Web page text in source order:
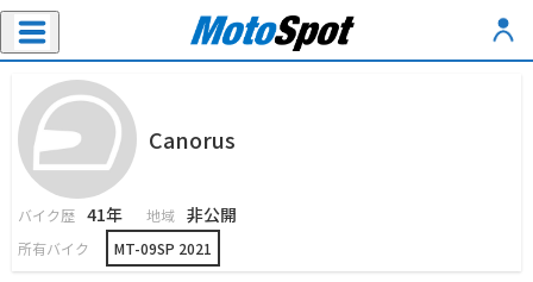
Canorus
バイク歴 41年 地域 非公開
所有バイク MT-09SP 2021